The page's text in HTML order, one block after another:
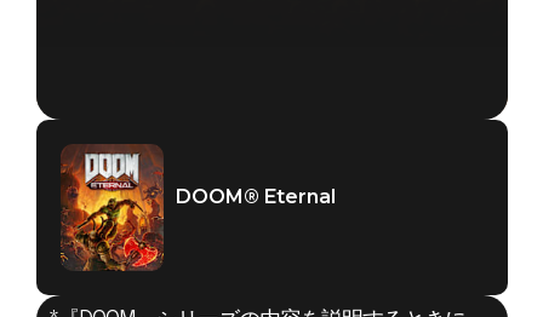
DOOM® Eternal